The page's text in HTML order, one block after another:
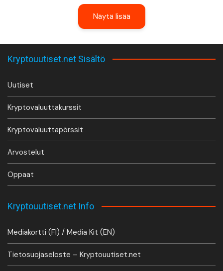
Näytä lisää
Kryptouutiset.net Sisältö
Uutiset
Kryptovaluuttakurssit
Kryptovaluuttapörssit
Arvostelut
Oppaat
Kryptouutiset.net Info
Mediakortti (FI) / Media Kit (EN)
Tietosuojaseloste – Kryptouutiset.net